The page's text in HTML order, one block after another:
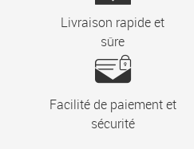
Livraison rapide et
sûre
Facilité de paiement et
sécurité